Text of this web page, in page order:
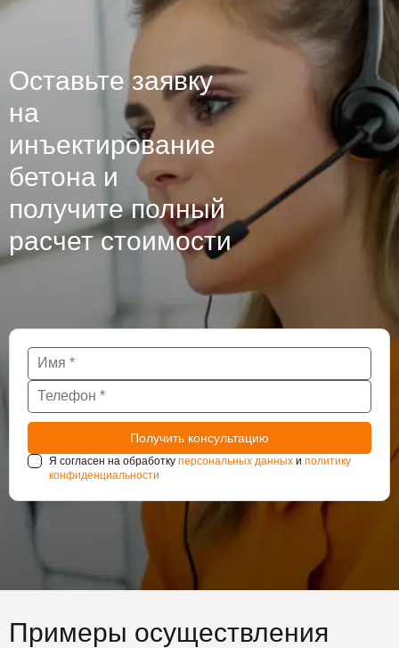
Оставьте заявку
на
инъектирование
бетона и
получите полный
расчет стоимости
Я согласен на обработку персональных данных и политику
конфиденциальности
Примеры осуществления